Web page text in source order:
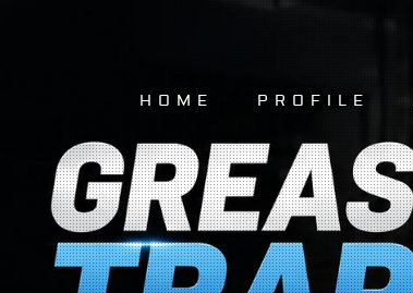
HOME PROFILE